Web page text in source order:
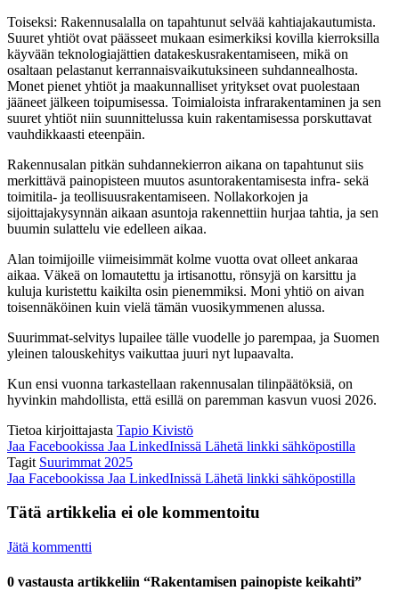
Toiseksi: Rakennusalalla on tapahtunut selvää kahtiajakautumista.
Suuret yhtiöt ovat päässeet mukaan esimerkiksi kovilla kierroksilla
käyvään teknologiajättien datakeskusrakentamiseen, mikä on
osaltaan pelastanut kerrannaisvaikutuksineen suhdannealhosta.
Monet pienet yhtiöt ja maakunnalliset yritykset ovat puolestaan
jääneet jälkeen toipumisessa. Toimialoista infrarakentaminen ja sen
suuret yhtiöt niin suunnittelussa kuin rakentamisessa porskuttavat
vauhdikkaasti eteenpäin.
Rakennusalan pitkän suhdannekierron aikana on tapahtunut siis
merkittävä painopisteen muutos asuntorakentamisesta infra- sekä
toimitila- ja teollisuusrakentamiseen. Nollakorkojen ja
sijoittajakysynnän aikaan asuntoja rakennettiin hurjaa tahtia, ja sen
buumin sulattelu vie edelleen aikaa.
Alan toimijoille viimeisimmät kolme vuotta ovat olleet ankaraa
aikaa. Väkeä on lomautettu ja irtisanottu, rönsyjä on karsittu ja
kuluja kuristettu kaikilta osin pienemmiksi. Moni yhtiö on aivan
toisennäköinen kuin vielä tämän vuosikymmenen alussa.
Suurimmat-selvitys lupailee tälle vuodelle jo parempaa, ja Suomen
yleinen talouskehitys vaikuttaa juuri nyt lupaavalta.
Kun ensi vuonna tarkastellaan rakennusalan tilinpäätöksiä, on
hyvinkin mahdollista, että esillä on paremman kasvun vuosi 2026.
Tietoa kirjoittajasta Tapio Kivistö
Jaa Facebookissa Jaa LinkedInissä Lähetä linkki sähköpostilla
Tagit Suurimmat 2025
Jaa Facebookissa Jaa LinkedInissä Lähetä linkki sähköpostilla
Tätä artikkelia ei ole kommentoitu
Jätä kommentti
0 vastausta artikkeliin “Rakentamisen painopiste keikahti”